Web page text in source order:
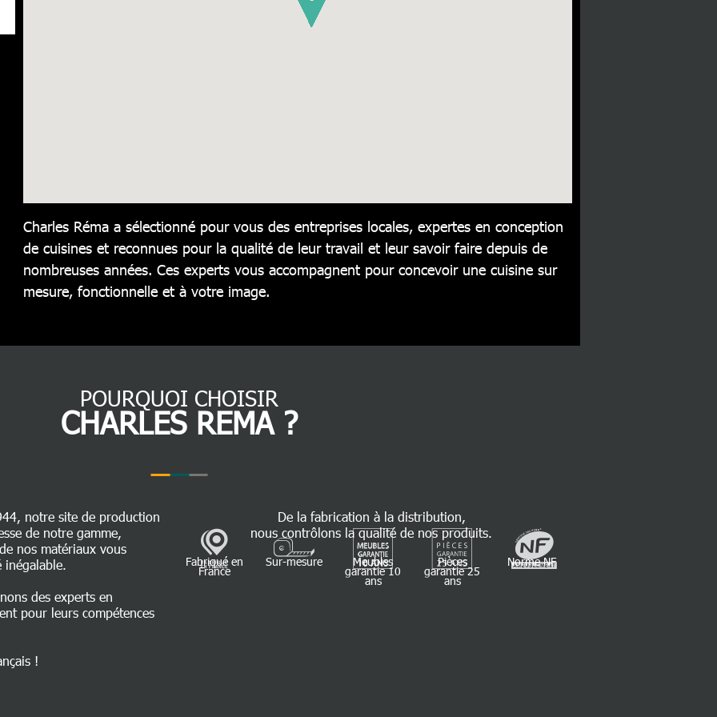
Charles Réma a sélectionné pour vous des entreprises locales, expertes en conception
de cuisines et reconnues pour la qualité de leur travail et leur savoir faire depuis de
nombreuses années. Ces experts vous accompagnent pour concevoir une cuisine sur
mesure, fonctionnelle et à votre image.
POURQUOI CHOISIR
CHARLES REMA ?
notre site de production
de notre gamme,
nos matériaux vous
inégalable.
des experts en
pour leurs compétences
!
De la fabrication à la distribution,
nous contrôlons la qualité de nos produits.
Fabriqué en
France
Sur-mesure Meubles
garantie 10
ans
Pièces
garantie 25
ans
Norme NF